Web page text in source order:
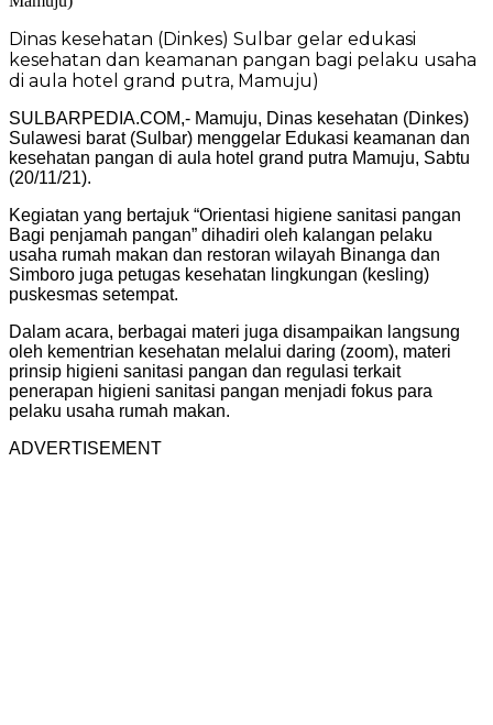
Dinas kesehatan (Dinkes) Sulbar gelar edukasi
kesehatan dan keamanan pangan bagi pelaku usaha
di aula hotel grand putra, Mamuju)
SULBARPEDIA.COM,- Mamuju, Dinas kesehatan (Dinkes)
Sulawesi barat (Sulbar) menggelar Edukasi keamanan dan
kesehatan pangan di aula hotel grand putra Mamuju, Sabtu
(20/11/21).
Kegiatan yang bertajuk “Orientasi higiene sanitasi pangan
Bagi penjamah pangan” dihadiri oleh kalangan pelaku
usaha rumah makan dan restoran wilayah Binanga dan
Simboro juga petugas kesehatan lingkungan (kesling)
puskesmas setempat.
Dalam acara, berbagai materi juga disampaikan langsung
oleh kementrian kesehatan melalui daring (zoom), materi
prinsip higieni sanitasi pangan dan regulasi terkait
penerapan higieni sanitasi pangan menjadi fokus para
pelaku usaha rumah makan.
ADVERTISEMENT